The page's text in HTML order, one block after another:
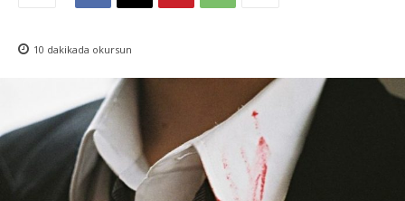
10 dakikada okursun